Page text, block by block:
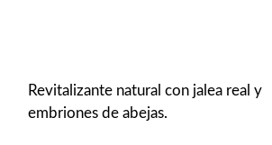
Revitalizante natural con jalea real y
embriones de abejas.